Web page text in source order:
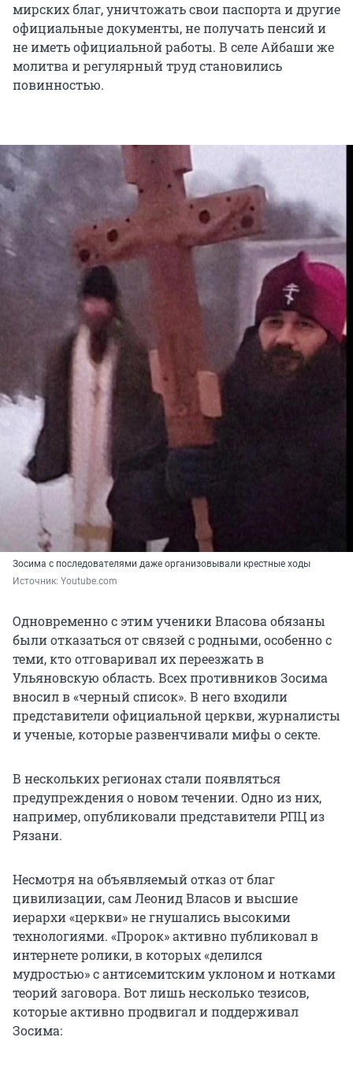
мирских благ, уничтожать свои паспорта и другие
официальные документы, не получать пенсий и
не иметь официальной работы. В селе Айбаши же
молитва и регулярный труд становились
повинностью.
Зосима с последователями даже организовывали крестные ходы
Источник: Youtube.com
Одновременно с этим ученики Власова обязаны
были отказаться от связей с родными, особенно с
теми, кто отговаривал их переезжать в
Ульяновскую область. Всех противников Зосима
вносил в «черный список». В него входили
представители официальной церкви, журналисты
и ученые, которые развенчивали мифы о секте.
В нескольких регионах стали появляться
предупреждения о новом течении. Одно из них,
например, опубликовали представители РПЦ из
Рязани.
Несмотря на объявляемый отказ от благ
цивилизации, сам Леонид Власов и высшие
иерархи «церкви» не гнушались высокими
технологиями. «Пророк» активно публиковал в
интернете ролики, в которых «делился
мудростью» с антисемитским уклоном и нотками
теорий заговора. Вот лишь несколько тезисов,
которые активно продвигал и поддерживал
Зосима: